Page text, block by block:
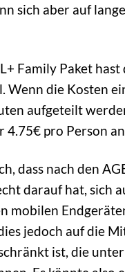
sich aber auf
Family Paket
Wenn die Kosten
aufgeteilt
4.75€ pro Person
dass nach den
darauf hat, sich
mobilen
jedoch auf die
ist, die